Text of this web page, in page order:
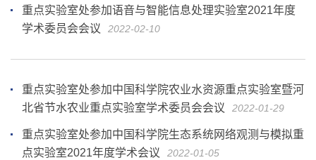
重点实验室处参加语音与智能信息处理实验室2021年度
学术委员会会议
2022-02-10
重点实验室处参加中国科学院农业水资源重点实验室暨河
北省节水农业重点实验室学术委员会会议
2022-01-29
重点实验室处参加中国科学院生态系统网络观测与模拟重
点实验室2021年度学术会议
2022-01-05